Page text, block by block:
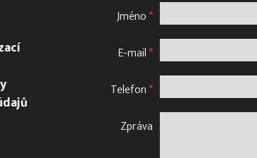
Jméno*
E-mail*
Telefon*
Zpráva